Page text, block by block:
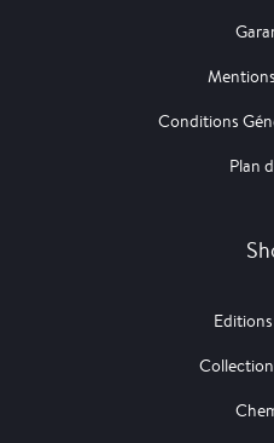
Conditions
Plan